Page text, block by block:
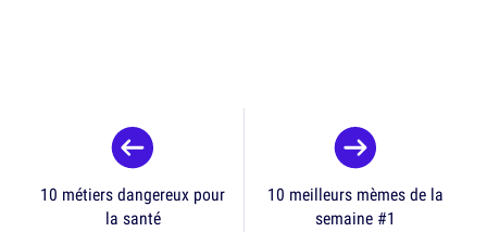
10 métiers dangereux pour
la santé
10 meilleurs mèmes de la
semaine #1